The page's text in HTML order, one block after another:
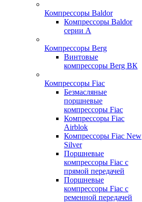
Компрессоры Baldor
Компрессоры Baldor
серии A
Компрессоры Berg
Винтовые
компрессоры Berg ВК
Компрессоры Fiac
Безмасляные
поршневые
компрессоры Fiac
Компрессоры Fiac
Airblok
Компрессоры Fiac New
Silver
Поршневые
компрессоры Fiac с
прямой передачей
Поршневые
компрессоры Fiac с
ременной передачей